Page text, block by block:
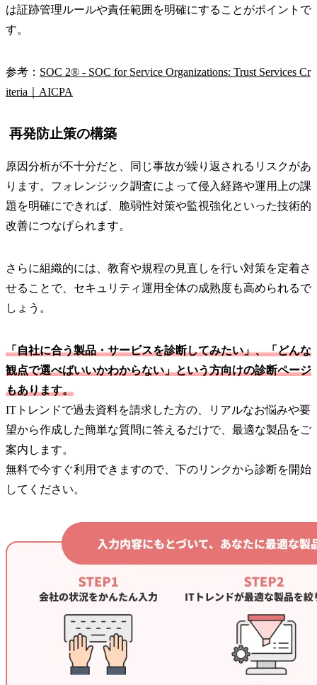
は証跡管理ルールや責任範囲を明確にすることがポイントで
す。
参考： SOC 2® - SOC for Service Organizations: Trust Services Cr
iteria｜AICPA
再発防止策の構築
原因分析が不十分だと、同じ事故が繰り返されるリスクがあ
ります。フォレンジック調査によって侵入経路や運用上の課
題を明確にできれば、脆弱性対策や監視強化といった技術的
改善につなげられます。
さらに組織的には、教育や規程の見直しを行い対策を定着さ
せることで、セキュリティ運用全体の成熟度も高められるで
しょう。
「自社に合う製品・サービスを診断してみたい」、「どんな
観点で選べばいいかわからない」という方向けの診断ページ
もあります。
ITトレンドで過去資料を請求した方の、リアルなお悩みや要
望から作成した簡単な質問に答えるだけで、最適な製品をご
案内します。
無料で今すぐ利用できますので、下のリンクから診断を開始
してください。